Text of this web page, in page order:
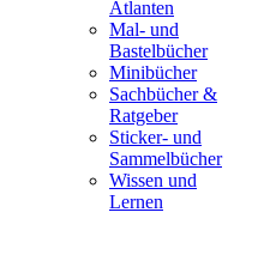
Atlanten
Mal- und
Bastelbücher
Minibücher
Sachbücher &
Ratgeber
Sticker- und
Sammelbücher
Wissen und
Lernen